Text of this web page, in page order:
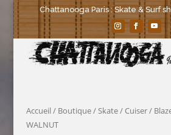
Chattanooga Paris : Skate & Surf
Accueil / Boutique/Skate/ Cuiser/
WALNUT